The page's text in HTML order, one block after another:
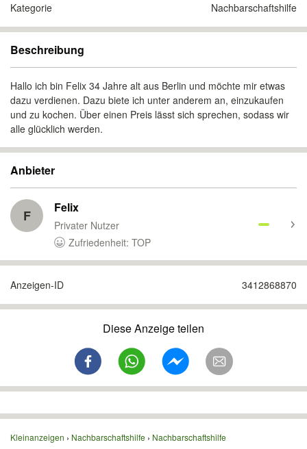
Kategorie Nachbarschaftshilfe
Beschreibung
Hallo ich bin Felix 34 Jahre alt aus Berlin und möchte mir etwas
dazu verdienen. Dazu biete ich unter anderem an, einzukaufen
und zu kochen. Über einen Preis lässt sich sprechen, sodass wir
alle glücklich werden.
Anbieter
F Felix
Privater Nutzer
Zufriedenheit: TOP
Anzeigen-ID 3412868870
Diese Anzeige teilen
Kleinanzeigen Nachbarschaftshilfe Nachbarschaftshilfe